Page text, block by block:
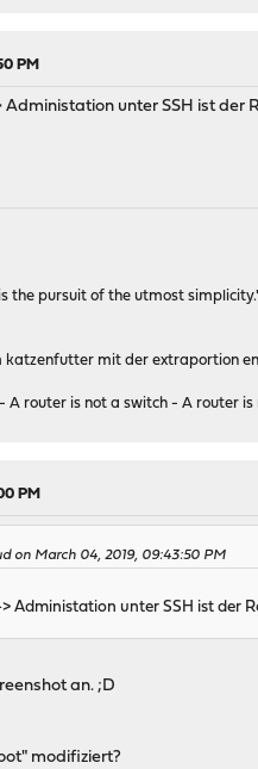
PM
Administation unter SSH ist der
the pursuit of the utmost
katzenfutter mit der extraportion
A router is not a switch - A router is
PM
on March 04, 2019, 09:43:50 PM
Administation unter SSH ist der
an. ;D
modifiziert?